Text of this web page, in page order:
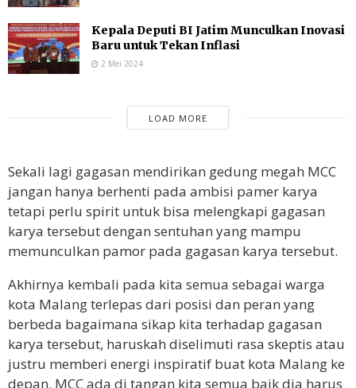
Kepala Deputi BI Jatim Munculkan Inovasi
Baru untuk Tekan Inflasi
2 Mei 2024
LOAD MORE
Sekali lagi gagasan mendirikan gedung megah MCC
jangan hanya berhenti pada ambisi pamer karya
tetapi perlu spirit untuk bisa melengkapi gagasan
karya tersebut dengan sentuhan yang mampu
memunculkan pamor pada gagasan karya tersebut.
Akhirnya kembali pada kita semua sebagai warga
kota Malang terlepas dari posisi dan peran yang
berbeda bagaimana sikap kita terhadap gagasan
karya tersebut, haruskah diselimuti rasa skeptis atau
justru memberi energi inspiratif buat kota Malang ke
depan. MCC ada di tangan kita semua baik dia harus